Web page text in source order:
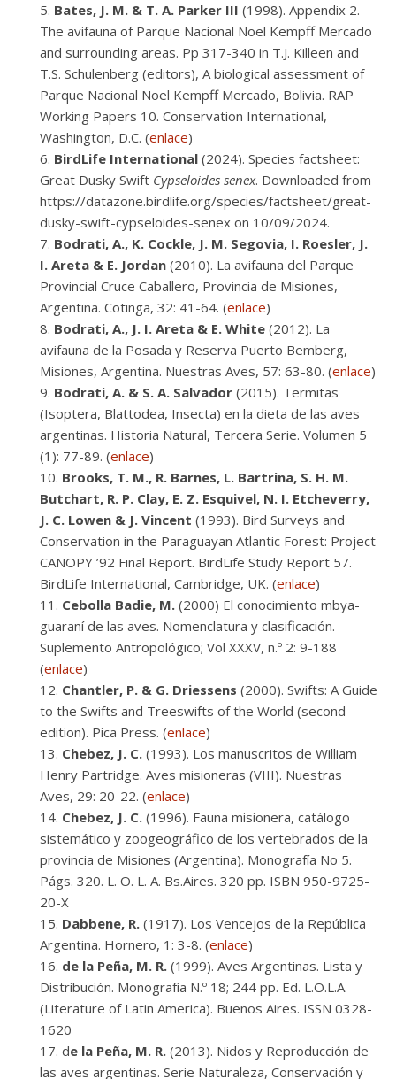
Bates, J. M. & T. A. Parker III (1998). Appendix 2.
The avifauna of Parque Nacional Noel Kempff Mercado
and surrounding areas. Pp 317-340 in T.J. Killeen and
T.S. Schulenberg (editors), A biological assessment of
Parque Nacional Noel Kempff Mercado, Bolivia. RAP
Working Papers 10. Conservation International,
Washington, D.C. (enlace)
BirdLife International (2024). Species factsheet:
Great Dusky Swift Cypseloides senex. Downloaded from
https://datazone.birdlife.org/species/factsheet/great-
dusky-swift-cypseloides-senex on 10/09/2024.
Bodrati, A., K. Cockle, J. M. Segovia, I. Roesler, J.
I. Areta & E. Jordan (2010). La avifauna del Parque
Provincial Cruce Caballero, Provincia de Misiones,
Argentina. Cotinga, 32: 41-64. (enlace)
Bodrati, A., J. I. Areta & E. White (2012). La
avifauna de la Posada y Reserva Puerto Bemberg,
Misiones, Argentina. Nuestras Aves, 57: 63-80. (enlace)
Bodrati, A. & S. A. Salvador (2015). Termitas
(Isoptera, Blattodea, Insecta) en la dieta de las aves
argentinas. Historia Natural, Tercera Serie. Volumen 5
(1): 77-89. (enlace)
Brooks, T. M., R. Barnes, L. Bartrina, S. H. M.
Butchart, R. P. Clay, E. Z. Esquivel, N. I. Etcheverry,
J. C. Lowen & J. Vincent (1993). Bird Surveys and
Conservation in the Paraguayan Atlantic Forest: Project
CANOPY ’92 Final Report. BirdLife Study Report 57.
BirdLife International, Cambridge, UK. (enlace)
Cebolla Badie, M. (2000) El conocimiento mbya-
guaraní de las aves. Nomenclatura y clasificación.
Suplemento Antropológico; Vol XXXV, n.º 2: 9-188
(enlace)
Chantler, P. & G. Driessens (2000). Swifts: A Guide
to the Swifts and Treeswifts of the World (second
edition). Pica Press. (enlace)
Chebez, J. C. (1993). Los manuscritos de William
Henry Partridge. Aves misioneras (VIII). Nuestras
Aves, 29: 20-22. (enlace)
Chebez, J. C. (1996). Fauna misionera, catálogo
sistemático y zoogeográfico de los vertebrados de la
provincia de Misiones (Argentina). Monografía No 5.
Págs. 320. L. O. L. A. Bs.Aires. 320 pp. ISBN 950-9725-
20-X
Dabbene, R. (1917). Los Vencejos de la República
Argentina. Hornero, 1: 3-8. (enlace)
de la Peña, M. R. (1999). Aves Argentinas. Lista y
Distribución. Monografía N.º 18; 244 pp. Ed. L.O.L.A.
(Literature of Latin America). Buenos Aires. ISSN 0328-
1620
de la Peña, M. R. (2013). Nidos y Reproducción de
las aves argentinas. Serie Naturaleza, Conservación y